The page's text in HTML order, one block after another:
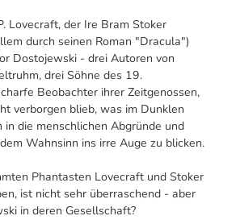
Lovecraft, der Ire Bram Stoker
durch seinen Roman "Dracula")
Dostojewski - drei Autoren von
drei Söhne des 19.
Beobachter ihrer Zeitgenossen,
verborgen blieb, was im Dunklen
in die menschlichen Abgründe und
Wahnsinn ins irre Auge zu blicken.
Phantasten Lovecraft und Stoker
ist nicht sehr überraschend - aber
in deren Gesellschaft?